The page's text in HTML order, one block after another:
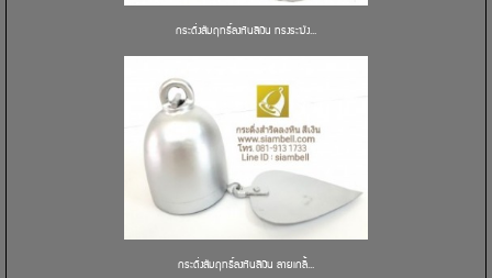
กระดิ่งสัมฤทธิ์ลงหินสีเงิน ทรงระฆัง...
กระดิ่งสัมฤทธิ์ลงหินสีเงิน ลายเกลี้...